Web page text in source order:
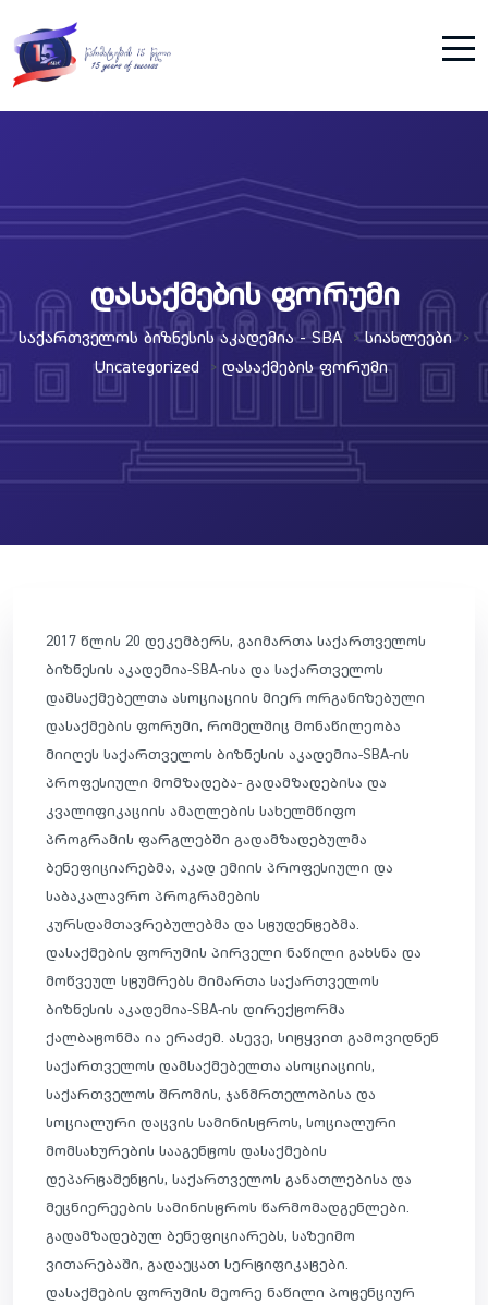
დასაქმების ფორუმი
Საქართველოს Ბიზნესის Აკადემია - SBA >Სიახლეები >
Uncategorized > Დასაქმების Ფორუმი
2017 წლის 20 დეკემბერს, გაიმართა საქართველოს
ბიზნესის აკადემია-SBA-ისა და საქართველოს
დამსაქმებელთა ასოციაციის მიერ ორგანიზებული
დასაქმების ფორუმი, რომელშიც მონაწილეობა
მიიღეს საქართველოს ბიზნესის აკადემია-SBA-ის
პროფესიული მომზადება- გადამზადებისა და
კვალიფიკაციის ამაღლების სახელმწიფო
პროგრამის ფარგლებში გადამზადებულმა
ბენეფიციარებმა, აკად ემიის პროფესიული და
საბაკალავრო პროგრამების
კურსდამთავრებულებმა და სტუდენტებმა.
დასაქმების ფორუმის პირველი ნაწილი გახსნა და
მოწვეულ სტუმრებს მიმართა საქართველოს
ბიზნესის აკადემია-SBA-ის დირექტორმა
ქალბატონმა ია ერაძემ. ასევე, სიტყვით გამოვიდნენ
საქართველოს დამსაქმებელთა ასოციაციის,
საქართველოს შრომის, ჯანმრთელობისა და
სოციალური დაცვის სამინისტროს, სოციალური
მომსახურების სააგენტოს დასაქმების
დეპარტამენტის, საქართველოს განათლებისა და
მეცნიერეების სამინისტროს წარმომადგენლები.
გადამზადებულ ბენეფიციარებს, საზეიმო
ვითარებაში, გადაეცათ სერტიფიკატები.
დასაქმების ფორუმის მეორე ნაწილი პოტენციურ